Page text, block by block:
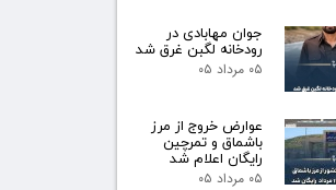
جوان مهابادی در
رودخانه لگبن غرق شد
۰۵ مرداد ۰۵
عوارض خروج از مرز
باشماق و تمرچین
رایگان اعلام شد
۰۵ مرداد ۰۵